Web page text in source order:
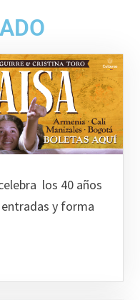
los 40 años
entradas y forma